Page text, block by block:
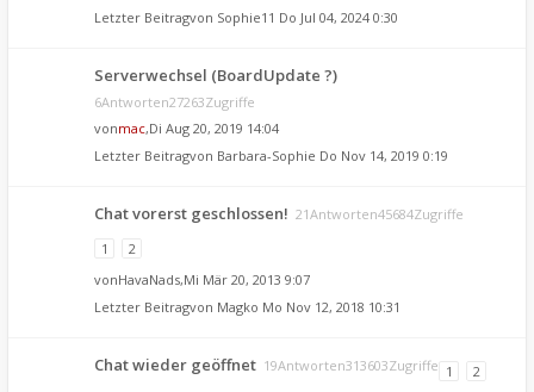
Letzter Beitragvon Sophie11 Do Jul 04, 2024 0:30
Serverwechsel (BoardUpdate ?)
6Antworten27263Zugriffe
vonmac,Di Aug 20, 2019 14:04
Letzter Beitragvon Barbara-Sophie Do Nov 14, 2019 0:19
Chat vorerst geschlossen! 21Antworten45684Zugriffe
1
2
vonHavaNads,Mi Mär 20, 2013 9:07
Letzter Beitragvon Magko Mo Nov 12, 2018 10:31
Chat wieder geöffnet 19Antworten313603Zugriffe 1
2